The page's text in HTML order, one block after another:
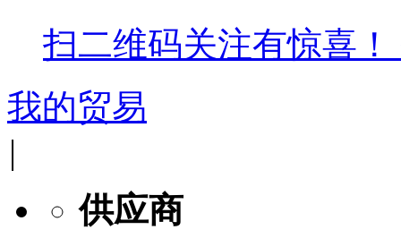
扫二维码关注有惊喜！
我的贸易
|
供应商